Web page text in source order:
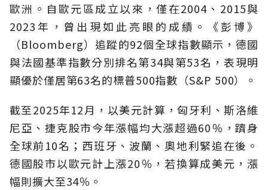
歐洲。自歐元區成立以來，僅在2004、2015與
2023年，曾出現如此亮眼的成績。《彭博》
（Bloomberg）追蹤的92個全球指數顯示，德國
與法國基準指數分別排名第34與第53名，表現明
顯優於僅居第63名的標普500指數（S&P 500）。
截至2025年12月，以美元計算，匈牙利、斯洛維
尼亞、捷克股市今年漲幅均大漲超過60％，躋身
全球前10名；西班牙、波蘭、奧地利緊追在後。
德國股市以歐元計上漲20％，若換算成美元，漲
幅則擴大至34％。